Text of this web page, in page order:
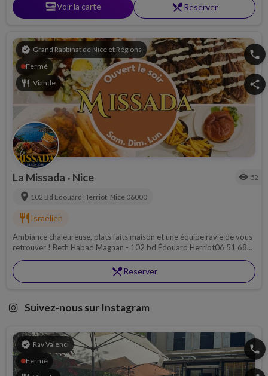
set_mealVoir la carte restaurant_menuReserver
verified Grand Rabbinat de Nice et Régions
Fermé
restaurant Viande
phone
share
La Missada • Nice visibility 52
location_on 102 Bd Edouard Herriot, Nice 06000
restaurant Israelien
Ambiance chaleureuse, plats faits maison et une équipe ravie de vous
retrouver ! Beth Habad Magnan - 102 bd Édouard Herriot06 51 68
66 65
restaurant_menuReserver
Suivez-nous sur Instagram
verified Rav Valenci
Fermé
phone